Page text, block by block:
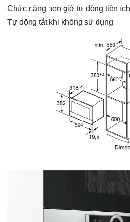
Chức năng hẹn giờ tự động tiện ích
Tự động tắt khi không sử dụng